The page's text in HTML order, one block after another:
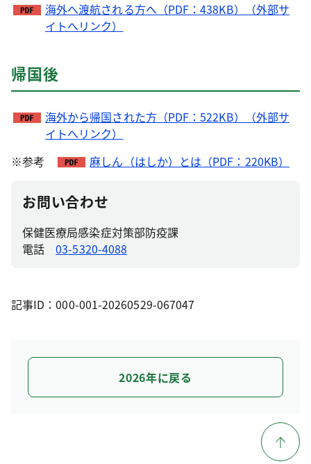
海外へ渡航される方へ（PDF：438KB）（外部サ
イトへリンク）
帰国後
海外から帰国された方（PDF：522KB）（外部サ
イトへリンク）
※参考
麻しん（はしか）とは（PDF：220KB）
お問い合わせ
保健医療局感染症対策部防疫課
電話03-5320-4088
記事ID：000-001-20260529-067047
2026年に戻る